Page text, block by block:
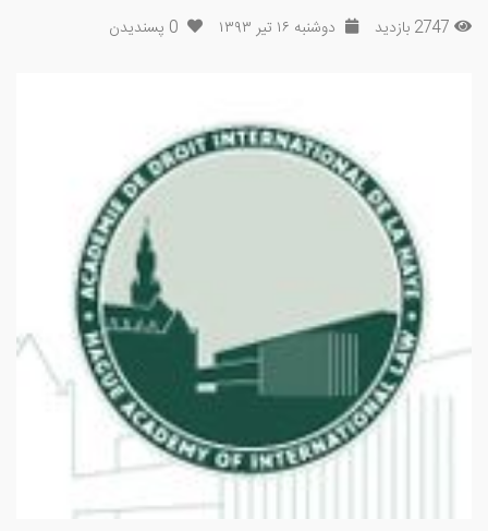
2747 بازدید دوشنبه ۱۶ تیر ۱۳۹۳ 0 پسندیدن